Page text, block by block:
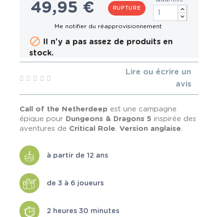
49,95 € RUPTURE
 Il n'y a pas assez de produits en
stock.
Lire ou écrire un
avis
Call of the Netherdeep est une campagne
épique pour Dungeons & Dragons 5 inspirée des
aventures de Critical Role. Version anglaise.
à partir de 12 ans
de 3 à 6 joueurs
2 heures 30 minutes